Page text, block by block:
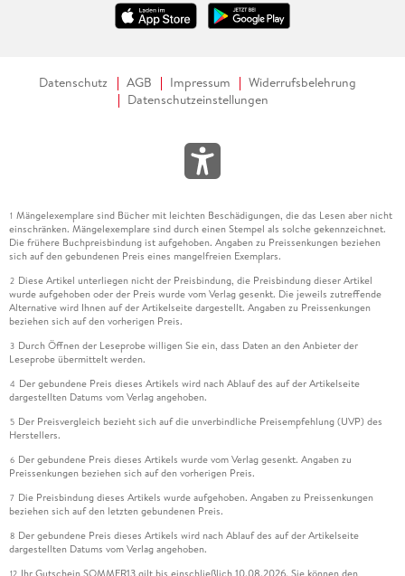
Datenschutz AGB Impressum
Widerrufsbelehrung
Datenschutzeinstellungen
1 Mängelexemplare sind Bücher mit leichten Beschädigungen, die das Lesen aber nicht
einschränken. Mängelexemplare sind durch einen Stempel als solche gekennzeichnet.
Die frühere Buchpreisbindung ist aufgehoben. Angaben zu Preissenkungen beziehen
sich auf den gebundenen Preis eines mangelfreien Exemplars.
2 Diese Artikel unterliegen nicht der Preisbindung, die Preisbindung dieser Artikel
wurde aufgehoben oder der Preis wurde vom Verlag gesenkt. Die jeweils zutreffende
Alternative wird Ihnen auf der Artikelseite dargestellt. Angaben zu Preissenkungen
beziehen sich auf den vorherigen Preis.
3 Durch Öffnen der Leseprobe willigen Sie ein, dass Daten an den Anbieter der
Leseprobe übermittelt werden.
4 Der gebundene Preis dieses Artikels wird nach Ablauf des auf der Artikelseite
dargestellten Datums vom Verlag angehoben.
5 Der Preisvergleich bezieht sich auf die unverbindliche Preisempfehlung (UVP) des
Herstellers.
6 Der gebundene Preis dieses Artikels wurde vom Verlag gesenkt. Angaben zu
Preissenkungen beziehen sich auf den vorherigen Preis.
7 Die Preisbindung dieses Artikels wurde aufgehoben. Angaben zu Preissenkungen
beziehen sich auf den letzten gebundenen Preis.
8 Der gebundene Preis dieses Artikels wird nach Ablauf des auf der Artikelseite
dargestellten Datums vom Verlag angehoben.
12 Ihr Gutschein SOMMER13 gilt bis einschließlich 10.08.2026. Sie können den